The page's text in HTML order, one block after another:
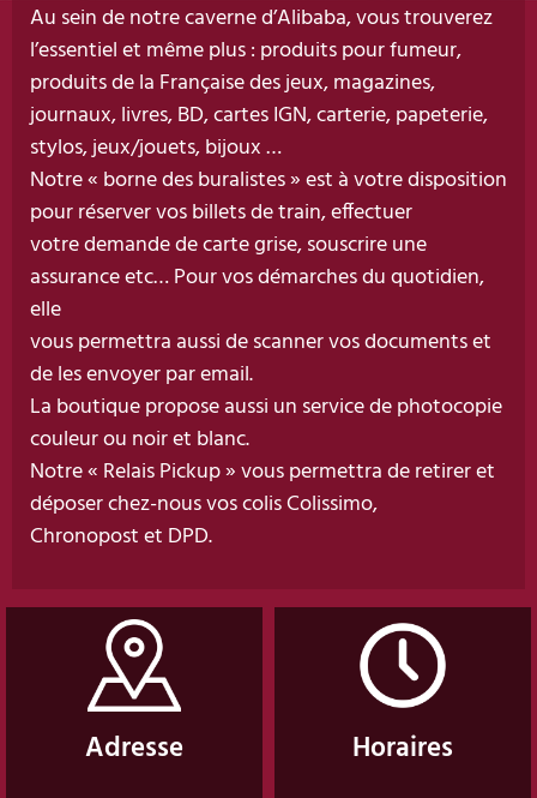
Au sein de notre caverne d’Alibaba, vous trouverez
l’essentiel et même plus : produits pour fumeur,
produits de la Française des jeux, magazines,
journaux, livres, BD, cartes IGN, carterie, papeterie,
stylos, jeux/jouets, bijoux …
Notre « borne des buralistes » est à votre disposition
pour réserver vos billets de train, effectuer
votre demande de carte grise, souscrire une
assurance etc… Pour vos démarches du quotidien,
elle
vous permettra aussi de scanner vos documents et
de les envoyer par email.
La boutique propose aussi un service de photocopie
couleur ou noir et blanc.
Notre « Relais Pickup » vous permettra de retirer et
déposer chez-nous vos colis Colissimo,
Chronopost et DPD.
Adresse Horaires